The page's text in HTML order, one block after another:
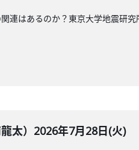
連はあるのか？東京大学地震研
太）2026年7月28日(火)